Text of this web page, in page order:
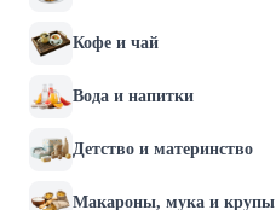
Кофе и чай
Вода и напитки
Детство и материнство
Макароны, мука и крупы